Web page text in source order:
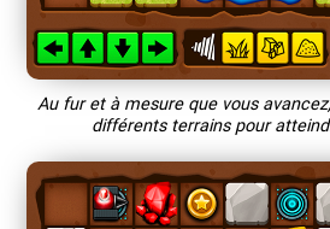
Au fur et à mesure que vous
différents terrains pour